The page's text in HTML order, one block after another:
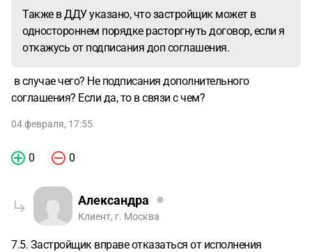
Также в ДДУ указано, что застройщик может в
одностороннем порядке расторгнуть договор, если я
откажусь от подписания доп соглашения.
в случае чего? Не подписания дополнительного
соглашения? Если да, то в связи с чем?
04 февраля, 17:55
0 0
Александра
Клиент, г. Москва
7.5. Застройщик вправе отказаться от исполнения